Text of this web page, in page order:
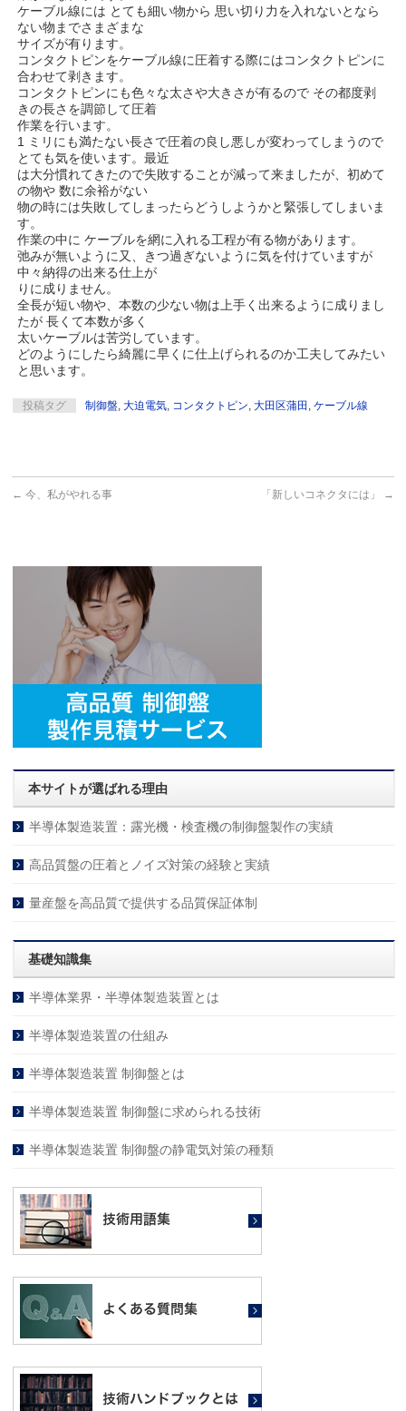
ケーブル線には とても細い物から 思い切り力を入れないとなら
ない物までさまざまな
サイズが有ります。
コンタクトピンをケーブル線に圧着する際にはコンタクトピンに
合わせて剥きます。
コンタクトピンにも色々な太さや大きさが有るので その都度剥
きの長さを調節して圧着
作業を行います。
1 ミリにも満たない長さで圧着の良し悪しが変わってしまうので
とても気を使います。最近
は大分慣れてきたので失敗することが減って来ましたが、初めて
の物や 数に余裕がない
物の時には失敗してしまったらどうしようかと緊張してしまいま
す。
作業の中に ケーブルを網に入れる工程が有る物があります。
弛みが無いように又、きつ過ぎないように気を付けていますが
中々納得の出来る仕上が
りに成りません。
全長が短い物や、本数の少ない物は上手く出来るように成りまし
たが 長くて本数が多く
太いケーブルは苦労しています。
どのようにしたら綺麗に早くに仕上げられるのか工夫してみたい
と思います。
投稿タグ 制御盤,大迫電気, コンタクトピン,大田区蒲田 ,ケーブル線
← 今、私がやれる事 「新しいコネクタには」 →
本サイトが選ばれる理由
半導体製造装置：露光機・検査機の制御盤製作の実績
高品質盤の圧着とノイズ対策の経験と実績
量産盤を高品質で提供する品質保証体制
基礎知識集
半導体業界・半導体製造装置とは
半導体製造装置の仕組み
半導体製造装置 制御盤とは
半導体製造装置 制御盤に求められる技術
半導体製造装置 制御盤の静電気対策の種類